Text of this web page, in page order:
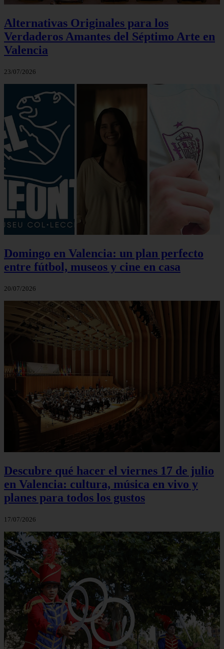
Alternativas Originales para los
Verdaderos Amantes del Séptimo Arte en
Valencia
23/07/2026
Domingo en Valencia: un plan perfecto
entre fútbol, museos y cine en casa
20/07/2026
Descubre qué hacer el viernes 17 de julio
en Valencia: cultura, música en vivo y
planes para todos los gustos
17/07/2026